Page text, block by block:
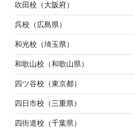
吹田校（大阪府）
呉校（広島県）
和光校（埼玉県）
和歌山校（和歌山県）
四ツ谷校（東京都）
四日市校（三重県）
四街道校（千葉県）